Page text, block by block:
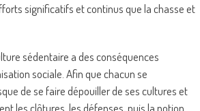
significatifs et continus que la chasse et
sédentaire a des conséquences
sociale. Afin que chacun se
de se faire dépouiller de ses cultures et
les clôtures, les défenses, puis la notion